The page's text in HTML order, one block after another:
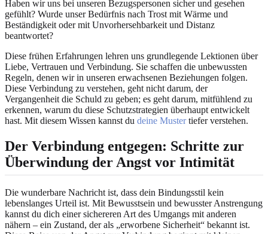
Haben wir uns bei unseren Bezugspersonen sicher und gesehen
gefühlt? Wurde unser Bedürfnis nach Trost mit Wärme und
Beständigkeit oder mit Unvorhersehbarkeit und Distanz
beantwortet?
Diese frühen Erfahrungen lehren uns grundlegende Lektionen über
Liebe, Vertrauen und Verbindung. Sie schaffen die unbewussten
Regeln, denen wir in unseren erwachsenen Beziehungen folgen.
Diese Verbindung zu verstehen, geht nicht darum, der
Vergangenheit die Schuld zu geben; es geht darum, mitfühlend zu
erkennen, warum du diese Schutzstrategien überhaupt entwickelt
hast. Mit diesem Wissen kannst du deine Mustertiefer verstehen.
Der Verbindung entgegen: Schritte zur
Überwindung der Angst vor Intimität
Die wunderbare Nachricht ist, dass dein Bindungsstil kein
lebenslanges Urteil ist. Mit Bewusstsein und bewusster Anstrengung
kannst du dich einer sichereren Art des Umgangs mit anderen
nähern – ein Zustand, der als „erworbene Sicherheit“ bekannt ist.